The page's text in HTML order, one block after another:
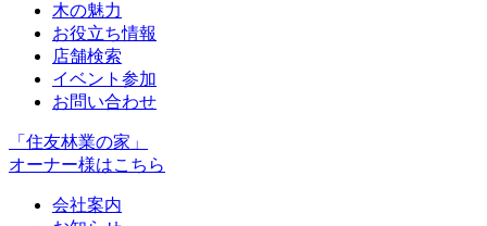
木の魅力
お役立ち情報
店舗検索
イベント参加
お問い合わせ
「住友林業の家」
オーナー様はこちら
会社案内